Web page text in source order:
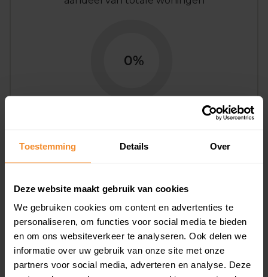
Toestemming Details Over
Deze website maakt gebruik van cookies
We gebruiken cookies om content en advertenties te
personaliseren, om functies voor social media te bieden
en om ons websiteverkeer te analyseren. Ook delen we
informatie over uw gebruik van onze site met onze
partners voor social media, adverteren en analyse. Deze
0%
Bouwjaar
T/m 1945